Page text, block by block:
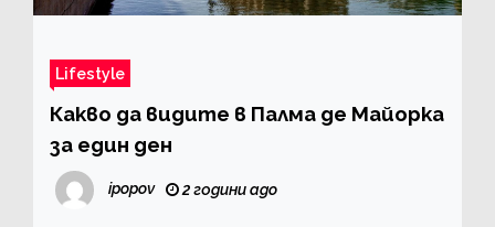
Lifestyle
Какво да видите в Палма де Майорка
за един ден
ipopov 2 години ago